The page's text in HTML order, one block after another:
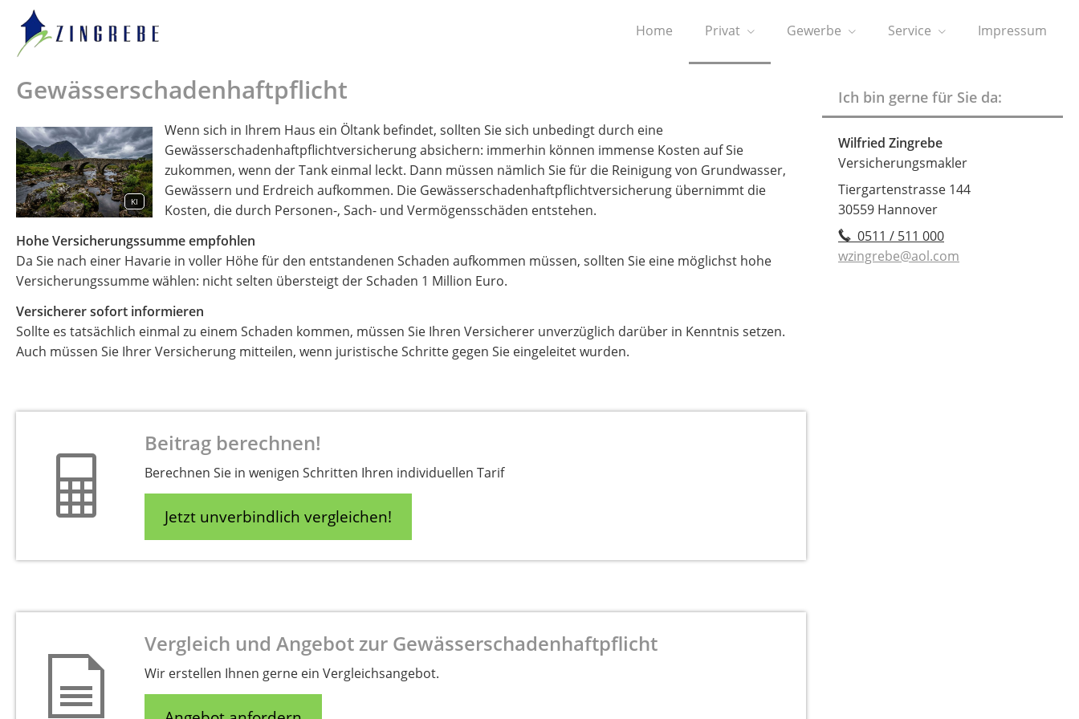
Home Privat Gewerbe Service Impressum
Ich bin gerne für Sie da:
Wilfried Zingrebe
Versicherungsmakler
Tiergartenstrasse 144
30559 Hannover
0511 / 511 000
wzingrebe@aol.com
Gewässerschadenhaftpflicht
KI
Wenn sich in Ihrem Haus ein Öltank befindet, sollten Sie sich unbedingt durch eine
Gewässerschadenhaftpflichtversicherung absichern: immerhin können immense Kosten auf Sie
zukommen, wenn der Tank einmal leckt. Dann müssen nämlich Sie für die Reinigung von Grundwasser,
Gewässern und Erdreich aufkommen. Die Gewässerschadenhaftpflichtversicherung übernimmt die
Kosten, die durch Personen-, Sach- und Vermögensschäden entstehen.
Hohe Versicherungssumme empfohlen
Da Sie nach einer Havarie in voller Höhe für den entstandenen Schaden aufkommen müssen, sollten Sie eine möglichst hohe
Versicherungssumme wählen: nicht selten übersteigt der Schaden 1 Million Euro.
Versicherer sofort informieren
Sollte es tatsächlich einmal zu einem Schaden kommen, müssen Sie Ihren Versicherer unverzüglich darüber in Kenntnis setzen.
Auch müssen Sie Ihrer Versicherung mitteilen, wenn juristische Schritte gegen Sie eingeleitet wurden.
Beitrag berechnen!
Berechnen Sie in wenigen Schritten Ihren individuellen Tarif
Jetzt unverbindlich vergleichen!
Vergleich und Angebot zur Gewässerschadenhaftpflicht
Wir erstellen Ihnen gerne ein Vergleichsangebot.